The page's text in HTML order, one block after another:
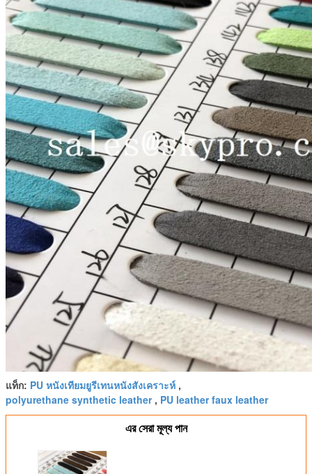
แท็ก: PU หนังเทียมยูรีเทนหนังสังเคราะห์ ,
polyurethane synthetic leather, PU leather faux leather
এর সেরা মূল্য পান